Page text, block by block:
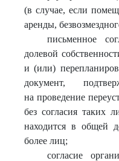
(в случае, если
аренды,
письменное
долевой
и (или)
документ,
на проведение
без согласия таких
находится в общей
более лиц;
согласие